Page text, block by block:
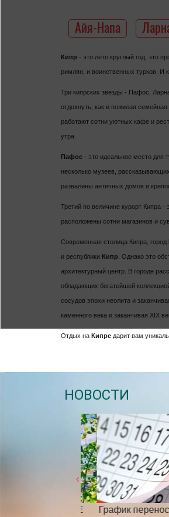
Айя-Напа
Кипр - это лето круглый год, это
римлян, и воинственных турков. И
Три кипрских звезды - Пафос,
отдохнуть, как и пожилая
работают сотни уютных кафе и
утра.
Пафос - это идеальное место для
несколько музеев,
развалины античных домов и
Третий по величине курорт Кипра
расположены сотни магазинов и
Современная столица Кипра, город
и республики Кипр . Однако это
архитектурный центр. В городе
обладающих богатейшей
сосудов эпохи неолита и
каменного века и заканчивая XIX
Отдых на Кипре дарит вам
НОВОСТИ
График переноса